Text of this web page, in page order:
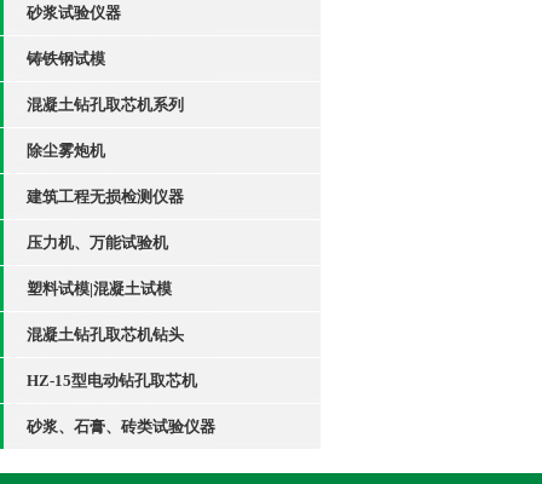
砂浆试验仪器
铸铁钢试模
混凝土钻孔取芯机系列
除尘雾炮机
建筑工程无损检测仪器
压力机、万能试验机
塑料试模|混凝土试模
混凝土钻孔取芯机钻头
HZ-15型电动钻孔取芯机
砂浆、石膏、砖类试验仪器